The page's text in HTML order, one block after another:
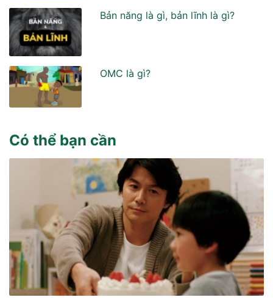
Bản năng là gì, bản lĩnh là gì?
OMC là gì?
Có thể bạn cần